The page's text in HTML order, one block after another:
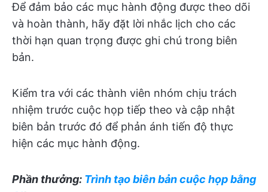
Để đảm bảo các mục hành động được theo dõi
và hoàn thành, hãy đặt lời nhắc lịch cho các
thời hạn quan trọng được ghi chú trong biên
bản.
Kiểm tra với các thành viên nhóm chịu trách
nhiệm trước cuộc họp tiếp theo và cập nhật
biên bản trước đó để phản ánh tiến độ thực
hiện các mục hành động.
Phần thưởng: Trình tạo biên bản cuộc họp bằng